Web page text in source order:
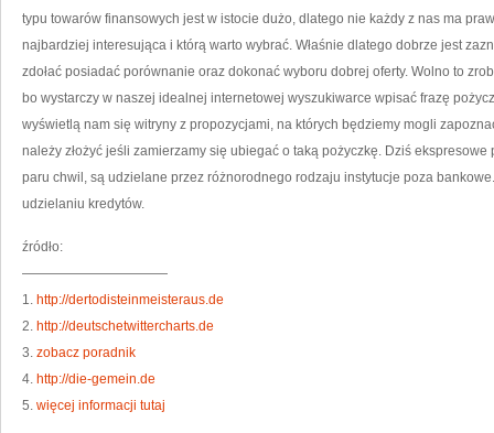
typu towarów finansowych jest w istocie dużo, dlatego nie każdy z nas ma
najbardziej interesująca i którą warto wybrać. Właśnie dlatego dobrze jest
zdołać posiadać porównanie oraz dokonać wyboru dobrej oferty. Wolno to
bo wystarczy w naszej idealnej internetowej wyszukiwarce wpisać frazę
wyświetlą nam się witryny z propozycjami, na których będziemy mogli
należy złożyć jeśli zamierzamy się ubiegać o taką pożyczkę. Dziś
paru chwil, są udzielane przez różnorodnego rodzaju instytucje poza
udzielaniu kredytów.
źródło:
———————————
1. http://dertodisteinmeisteraus.de
2. http://deutschetwittercharts.de
3. zobacz poradnik
4. http://die-gemein.de
5. więcej informacji tutaj